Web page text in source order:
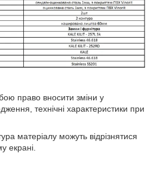
право вносити зміни у
технічні характеристики при
матеріалу можуть відрізнятися
екрані.